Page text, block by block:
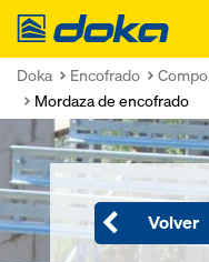
Doka
Doka Encofrado
Mordaza de encofrado
Volver